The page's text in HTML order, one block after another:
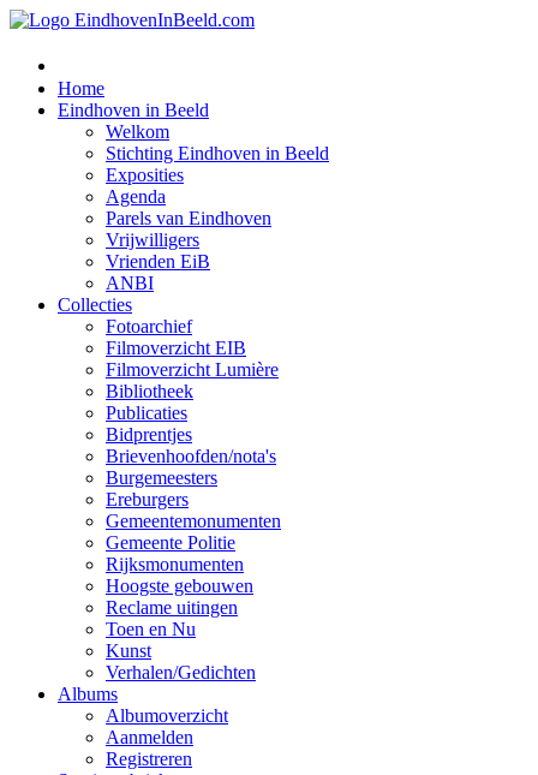
Home
Eindhoven in Beeld
Welkom
Stichting Eindhoven in Beeld
Exposities
Agenda
Parels van Eindhoven
Vrijwilligers
Vrienden EiB
ANBI
Collecties
Fotoarchief
Filmoverzicht EIB
Filmoverzicht Lumière
Bibliotheek
Publicaties
Bidprentjes
Brievenhoofden/nota's
Burgemeesters
Ereburgers
Gemeentemonumenten
Gemeente Politie
Rijksmonumenten
Hoogste gebouwen
Reclame uitingen
Toen en Nu
Kunst
Verhalen/Gedichten
Albums
Albumoverzicht
Aanmelden
Registreren